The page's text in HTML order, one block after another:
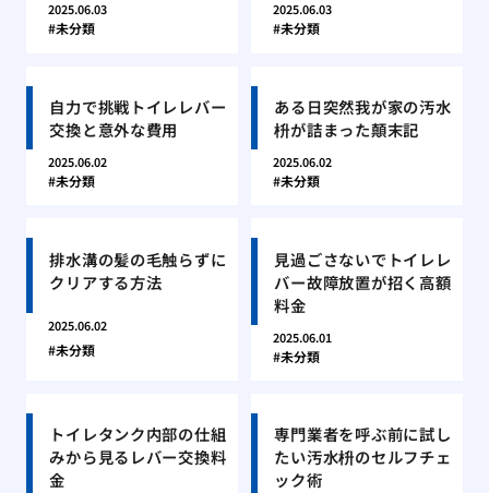
2025.06.03
未分類
2025.06.03
未分類
自力で挑戦トイレレバー
交換と意外な費用
2025.06.02
未分類
ある日突然我が家の汚水
枡が詰まった顛末記
2025.06.02
未分類
排水溝の髪の毛触らずに
クリアする方法
2025.06.02
未分類
見過ごさないでトイレレ
バー故障放置が招く高額
料金
2025.06.01
未分類
トイレタンク内部の仕組
みから見るレバー交換料
金
専門業者を呼ぶ前に試し
たい汚水枡のセルフチェ
ック術